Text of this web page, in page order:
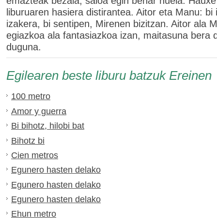
liburuaren hasiera distirantea. Aitor eta Manu: bi
izakera, bi sentipen, Mirenen bizitzan. Aitor ala
egiazkoa ala fantasiazkoa izan, maitasuna bera
duguna.
Egilearen beste liburu batzuk Ereinen
100 metro
Amor y guerra
Bi bihotz, hilobi bat
Bihotz bi
Cien metros
Egunero hasten delako
Egunero hasten delako
Egunero hasten delako
Ehun metro